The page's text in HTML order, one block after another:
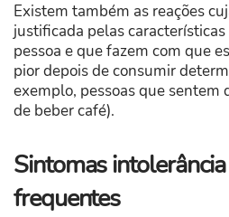
Existem também as reações
justificada pelas
pessoa e que fazem com que
pior depois de consumir
exemplo, pessoas que sentem
de beber café).
Sintomas
frequentes